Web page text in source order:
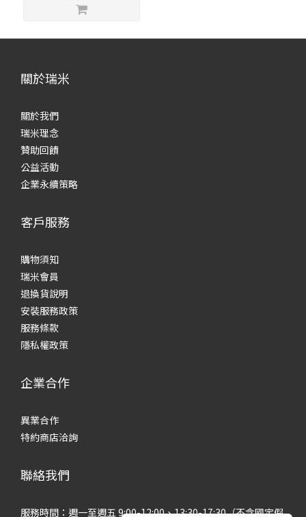
關於瑞米
關於我們
瑞米理念
贊助回饋
公益活動
企業永續策略
客戶服務
購物須知
瑞米會員
退換貨說明
安裝服務政策
服務條款
隱私權政策
企業合作
異業合作
特約商店洽詢
聯絡我們
服務時間：週一至週五 9:00-12:00、13:30-17:30（不含國定假